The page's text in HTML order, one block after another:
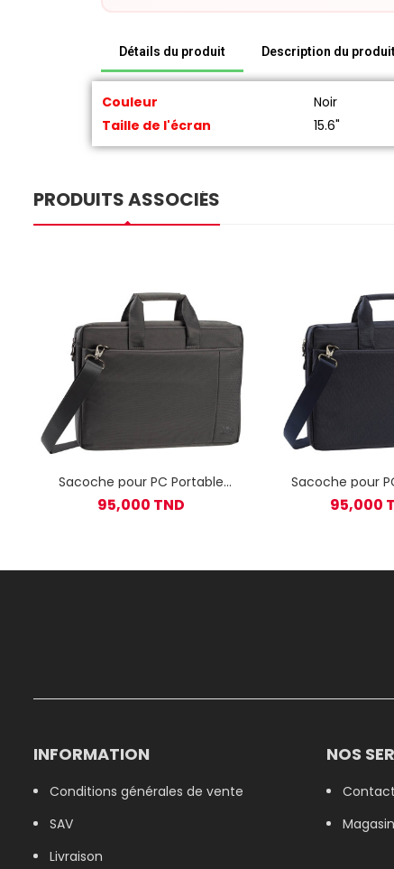
Détails du produit Description du
Couleur
Noir
Taille de l'écran
15.6"
PRODUITS ASSOCIÉS
Sacoche pour PC Portable
Rivacase 8231 15.6" Gris
95,000 TND
Sacoche pour
Rivacase
95,000
INFORMATION
Conditions générales de vente
SAV
Livraison
NOS